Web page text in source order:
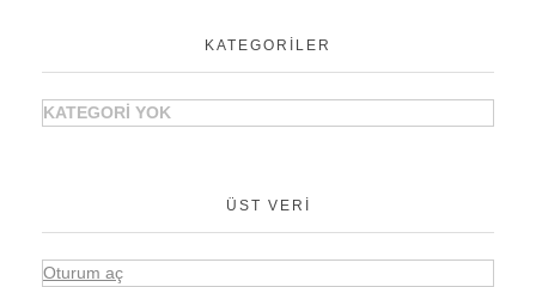
KATEGORILER
KATEGORI YOK
ÜST VERI
Oturum aç